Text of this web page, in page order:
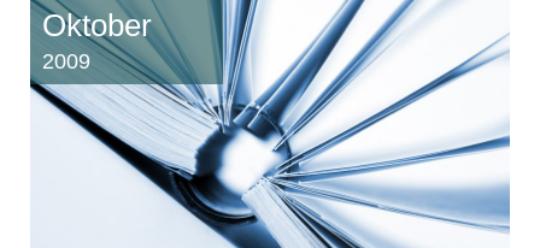
Oktober
2009